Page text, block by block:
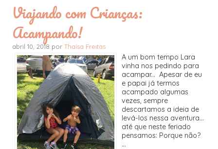
Viajando com Crianças:
Acampando!
abril 10, 2018 por Thaísa Freitas
A um bom tempo Lara
vinha nos pedindo para
acampar... Apesar de eu
e papai já termos
acampado algumas
vezes, sempre
descartamos a ideia de
levá-los nessa aventura...
até que neste feriado
pensamos: Porque não?
...